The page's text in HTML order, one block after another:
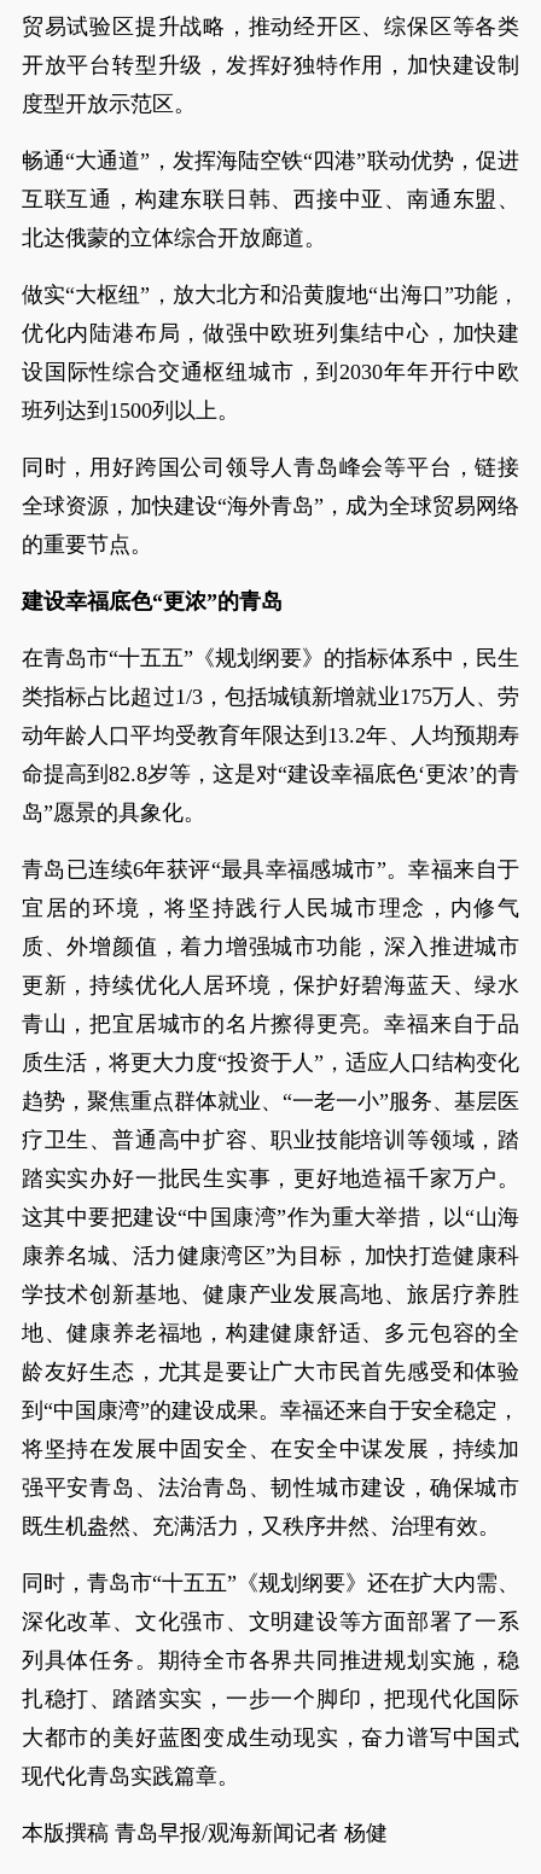
贸易试验区提升战略，推动经开区、综保区等各类
开放平台转型升级，发挥好独特作用，加快建设制
度型开放示范区。
畅通“大通道”，发挥海陆空铁“四港”联动优势，促进
互联互通，构建东联日韩、西接中亚、南通东盟、
北达俄蒙的立体综合开放廊道。
做实“大枢纽”，放大北方和沿黄腹地“出海口”功能，
优化内陆港布局，做强中欧班列集结中心，加快建
设国际性综合交通枢纽城市，到2030年年开行中欧
班列达到1500列以上。
同时，用好跨国公司领导人青岛峰会等平台，链接
全球资源，加快建设“海外青岛”，成为全球贸易网络
的重要节点。
建设幸福底色“更浓”的青岛
在青岛市“十五五”《规划纲要》的指标体系中，民生
类指标占比超过1/3，包括城镇新增就业175万人、劳
动年龄人口平均受教育年限达到13.2年、人均预期寿
命提高到82.8岁等，这是对“建设幸福底色‘更浓’的青
岛”愿景的具象化。
青岛已连续6年获评“最具幸福感城市”。幸福来自于
宜居的环境，将坚持践行人民城市理念，内修气
质、外增颜值，着力增强城市功能，深入推进城市
更新，持续优化人居环境，保护好碧海蓝天、绿水
青山，把宜居城市的名片擦得更亮。幸福来自于品
质生活，将更大力度“投资于人”，适应人口结构变化
趋势，聚焦重点群体就业、“一老一小”服务、基层医
疗卫生、普通高中扩容、职业技能培训等领域，踏
踏实实办好一批民生实事，更好地造福千家万户。
这其中要把建设“中国康湾”作为重大举措，以“山海
康养名城、活力健康湾区”为目标，加快打造健康科
学技术创新基地、健康产业发展高地、旅居疗养胜
地、健康养老福地，构建健康舒适、多元包容的全
龄友好生态，尤其是要让广大市民首先感受和体验
到“中国康湾”的建设成果。幸福还来自于安全稳定，
将坚持在发展中固安全、在安全中谋发展，持续加
强平安青岛、法治青岛、韧性城市建设，确保城市
既生机盎然、充满活力，又秩序井然、治理有效。
同时，青岛市“十五五”《规划纲要》还在扩大内需、
深化改革、文化强市、文明建设等方面部署了一系
列具体任务。期待全市各界共同推进规划实施，稳
扎稳打、踏踏实实，一步一个脚印，把现代化国际
大都市的美好蓝图变成生动现实，奋力谱写中国式
现代化青岛实践篇章。
本版撰稿 青岛早报/观海新闻记者 杨健